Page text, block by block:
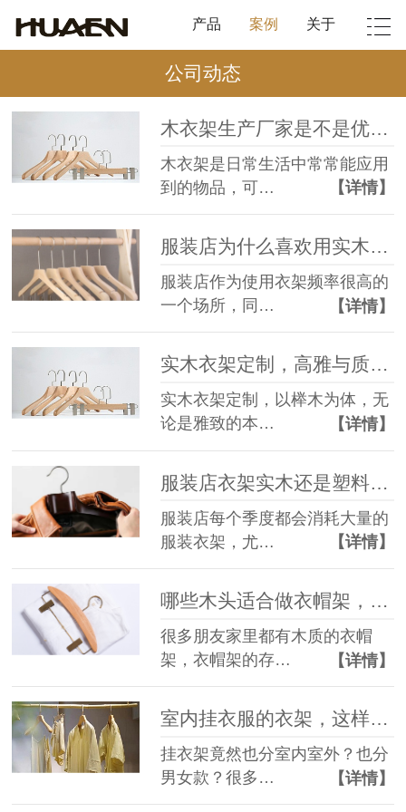
产品 案例 关于
公司动态
木衣架生产厂家是不是优质，看这三点就可以了！--华恩
木衣架是日常生活中常常能应用
到的物品，可…
【详情】
服装店为什么喜欢用实木衣架木质衣架？--华恩
服装店作为使用衣架频率很高的
一个场所，同…
【详情】
实木衣架定制，高雅与质感并存--华恩衣架
实木衣架定制，以榉木为体，无
论是雅致的本…
【详情】
服装店衣架实木还是塑料的好呢？--华恩衣架
服装店每个季度都会消耗大量的
服装衣架，尤…
【详情】
哪些木头适合做衣帽架，25年老厂家为您解答！--华恩
很多朋友家里都有木质的衣帽
架，衣帽架的存…
【详情】
室内挂衣服的衣架，这样选更能合适！--华恩
挂衣架竟然也分室内室外？也分
男女款？很多…
【详情】